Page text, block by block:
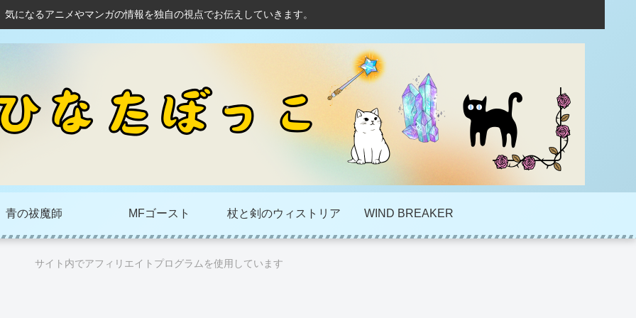
気になるアニメやマンガの情報を独自の視点でお伝えしていきます。
青の祓魔師 MFゴースト 杖と剣のウィストリア WIND BREAKER
サイト内でアフィリエイトプログラムを使用しています